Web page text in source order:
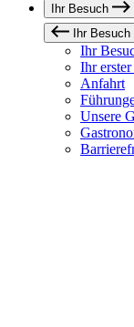
Ihr Besuch
Ihr Besuch
Ihr
Ihr
Anfahrt
Unsere